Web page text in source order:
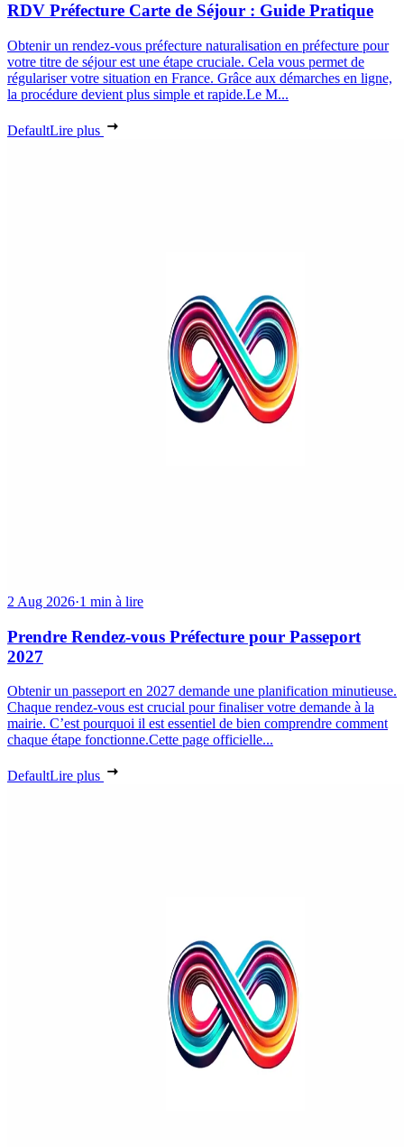
RDV Préfecture Carte de Séjour : Guide Pratique
Obtenir un rendez-vous préfecture naturalisation en préfecture pour
votre titre de séjour est une étape cruciale. Cela vous permet de
régulariser votre situation en France. Grâce aux démarches en ligne,
la procédure devient plus simple et rapide.Le M...
DefaultLire plus
2 Aug 2026·1 min à lire
Prendre Rendez-vous Préfecture pour Passeport
2027
Obtenir un passeport en 2027 demande une planification minutieuse.
Chaque rendez-vous est crucial pour finaliser votre demande à la
mairie. C’est pourquoi il est essentiel de bien comprendre comment
chaque étape fonctionne.Cette page officielle...
DefaultLire plus